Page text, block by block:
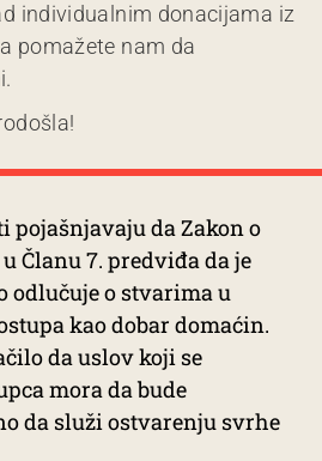
individualnim donacijama iz
pomažete nam da
pojašnjavaju da Zakon o
Članu 7. predviđa da je
odlučuje o stvarima u
kao dobar domaćin.
da uslov koji se
mora da bude
da služi ostvarenju svrhe